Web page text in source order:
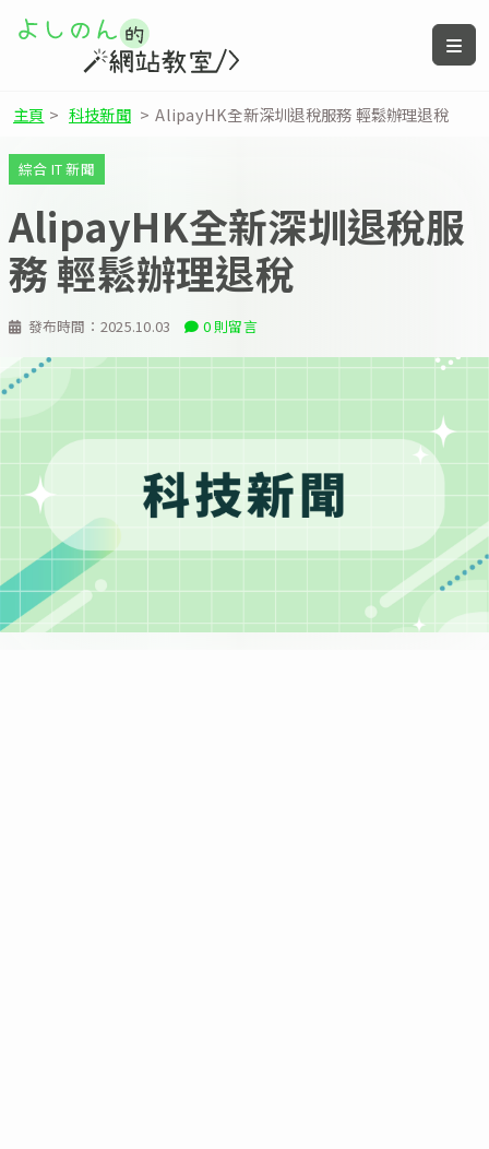
主頁 > 科技新聞 > AlipayHK全新深圳退稅服務 輕鬆辦理退稅
發布時間： 2025.10.03 0 則留言
綜合 IT 新聞
AlipayHK全新深圳退稅服
務 輕鬆辦理退稅